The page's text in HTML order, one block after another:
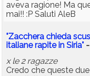
aveva ragione! Ma
mai!! :P Saluti AleB
"Zacchera chieda
italiane rapite in Siria"
x le 2 ragazze
Credo che queste